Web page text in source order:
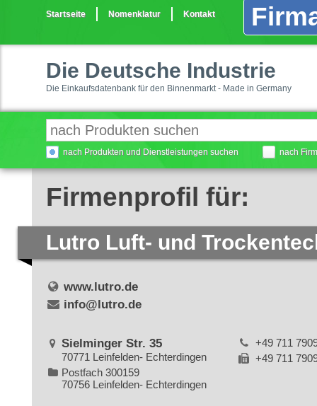
Startseite Nomenklatur Kontakt
Die Deutsche Industrie
Die Einkaufsdatenbank für den Binnenmarkt - Made in Germany
nach Produkten und Dienstleistungen suchen nach
Firmenprofil für:
Lutro Luft- und
www.lutro.de
info@lutro.de
Sielminger Str. 35
70771 Leinfelden- Echterdingen
Postfach 300159
70756 Leinfelden- Echterdingen
+49 711
+49 711